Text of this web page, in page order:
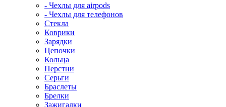
- Чехлы для airpods
- Чехлы для телефонов
Стекла
Коврики
Зарядки
Цепочки
Кольца
Перстни
Серьги
Браслеты
Брелки
Зажигалки